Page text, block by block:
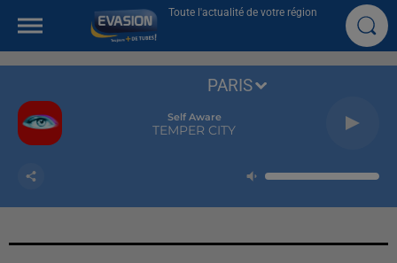
Toute l'actualité de votre région
Self Aware
TEMPER CITY
PARIS